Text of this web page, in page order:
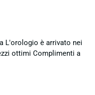
L'orologio è arrivato nei
ottimi Complimenti a